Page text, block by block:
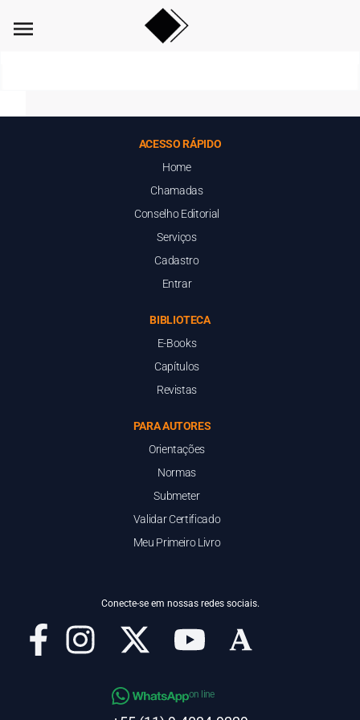
menu
ACESSO RÁPIDO
Home
Chamadas
Conselho Editorial
Serviços
Cadastro
Entrar
BIBLIOTECA
E-Books
Capítulos
Revistas
PARA AUTORES
Orientações
Normas
Submeter
Validar Certificado
Meu Primeiro Livro
Conecte-se em nossas redes sociais.
on line